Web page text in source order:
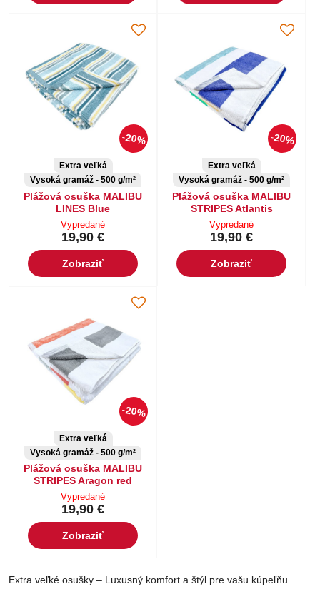
20%
Extra veľká
Vysoká gramáž - 500 g/m²
Plážová osuška MALIBU
LINES Blue
Vypredané
19,90 €
Zobraziť
20%
Extra veľká
Vysoká gramáž - 500 g/m²
Plážová osuška MALIBU
STRIPES Atlantis
Vypredané
19,90 €
Zobraziť
20%
Extra veľká
Vysoká gramáž - 500 g/m²
Plážová osuška MALIBU
STRIPES Aragon red
Vypredané
19,90 €
Zobraziť
Extra veľké osušky – Luxusný komfort a štýl pre vašu kúpeľňu